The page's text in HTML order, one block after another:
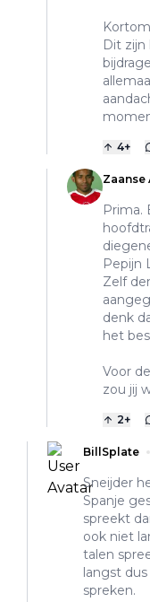
Dit
4+
Zaanse
Prima.
Pepijn
Zelf
denk
het
Voor
zou jij
2+
BillSplate
Sneijder
Spanje
spreekt
ook niet
talen
langst
spreken.